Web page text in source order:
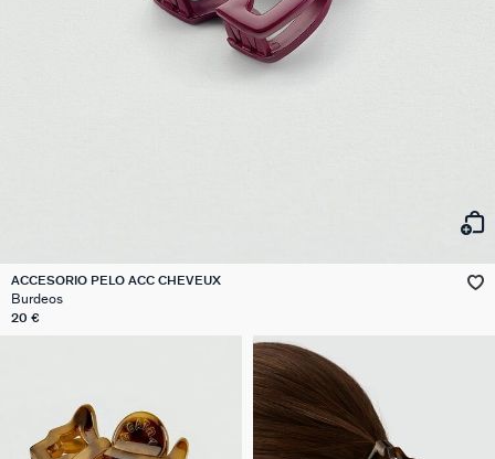
ACCESORIO PELO ACC CHEVEUX
Burdeos
20 €